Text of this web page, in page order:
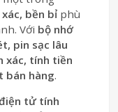
bền bỉ phù
Với bộ nhớ
pin sạc lâu
xác, tính tiền
bán hàng.
tử tính